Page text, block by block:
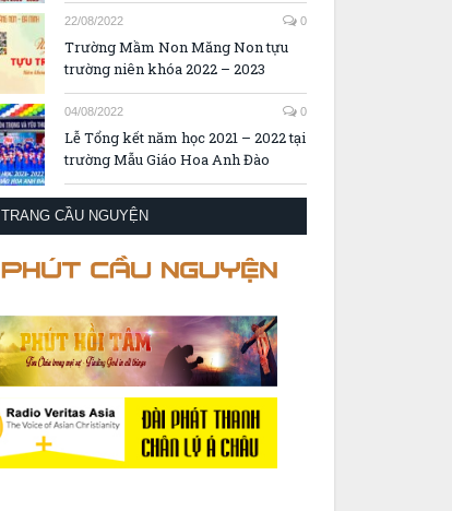
22/08/2022 0
Trường Mầm Non Măng Non tựu
trường niên khóa 2022 – 2023
04/08/2022 0
Lễ Tổng kết năm học 2021 – 2022 tại
trường Mẫu Giáo Hoa Anh Đào
CẦU NGUYỆN